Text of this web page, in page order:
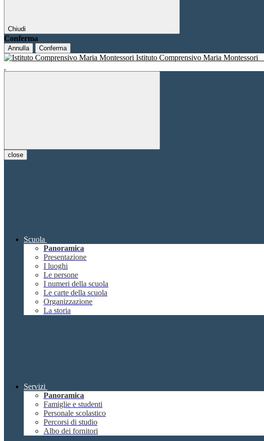
Chiudi
Conferma
Annulla Conferma
Istituto Comprensivo Maria Montessori
close
Scuola
Panoramica
Presentazione
I luoghi
Le persone
I numeri della scuola
Le carte della scuola
Organizzazione
La storia
Servizi
Panoramica
Famiglie e studenti
Personale scolastico
Percorsi di studio
Albo dei fornitori